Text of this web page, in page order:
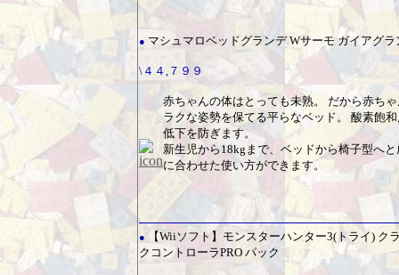
● マシュマロベッドグランデ Wサーモ ガイアグラ
\４４,７９９
赤ちゃんの体はとっても未熟。 だから赤ち
ラクな姿勢を保てる平らなベッド。 酸素飽
低下を防ぎます。
新生児から18kgまで、ベッドから椅子型へと
に合わせた使い方ができます。
●
【Wiiソフト】モンスターハンター3(トライ) ク
クコントローラPRO パック